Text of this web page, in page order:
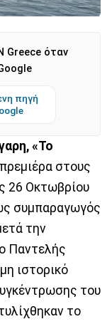
Greece όταν
πηγή
«Το
στους
26 Οκτωβρίου
συμπαραγωγός
την
Παντελής
ιστορικό
του
το